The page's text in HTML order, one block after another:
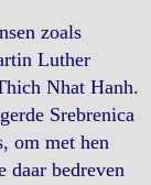
zoals
Luther
Nhat Hanh.
Srebrenica
om met hen
daar bedreven